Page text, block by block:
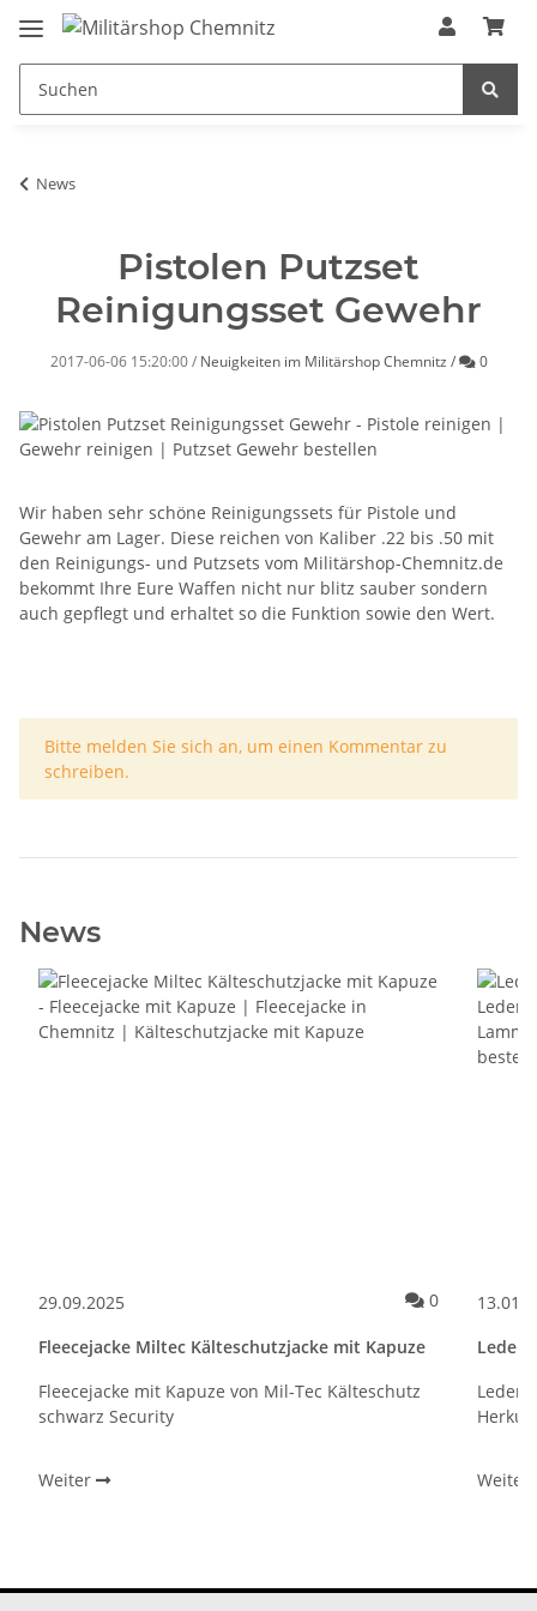
News
Pistolen Putzset
Reinigungsset Gewehr
2017-06-06 15:20:00 / Neuigkeiten im Militärshop Chemnitz / 0
Wir haben sehr schöne Reinigungssets für Pistole und
Gewehr am Lager. Diese reichen von Kaliber .22 bis .50 mit
den Reinigungs- und Putzsets vom Militärshop-Chemnitz.de
bekommt Ihre Eure Waffen nicht nur blitz sauber sondern
auch gepflegt und erhaltet so die Funktion sowie den Wert.
x
Bitte melden Sie sich an, um einen Kommentar zu
schreiben.
News
29.09.2025 Kommentare
0
Fleecejacke Miltec Kälteschutzjacke mit Kapuze
Fleecejacke mit Kapuze von Mil-Tec Kälteschutz
schwarz Security
Weiter Weiter